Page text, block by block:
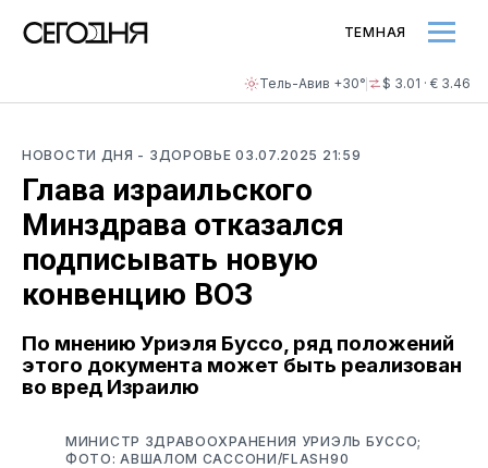
Тель-Авив +30° $ 3.01 · € 3.46
ТЕМНАЯ
НОВОСТИ ДНЯ - ЗДОРОВЬЕ03.07.2025 21:59
Глава израильского
Минздрава отказался
подписывать новую
конвенцию ВОЗ
По мнению Уриэля Буссо, ряд положений
этого документа может быть реализован
во вред Израилю
МИНИСТР ЗДРАВООХРАНЕНИЯ УРИЭЛЬ БУССО;
ФОТО: АВШАЛОМ САССОНИ/FLASH90